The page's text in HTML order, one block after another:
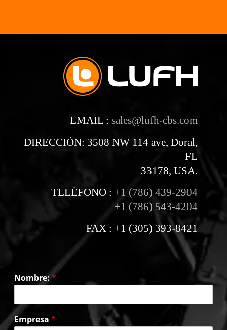
EMAIL : sales@lufh-cbs.com
DIRECCIÓN: 3508 NW 114 ave, Doral,
FL
33178, USA.
TELÉFONO : +1 (786) 439-2904
+1 (786) 543-4204
FAX : +1 (305) 393-8421
Nombre:*
Empresa*